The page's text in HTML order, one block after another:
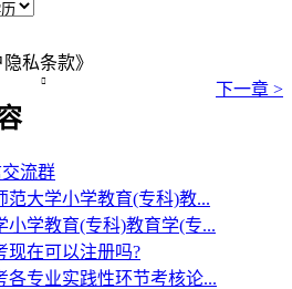
隐私条款》
 下一章 >
流群
范大学小学教育(专科)教...
小学教育(专科)教育学(专...
现在可以注册吗?
各专业实践性环节考核论...